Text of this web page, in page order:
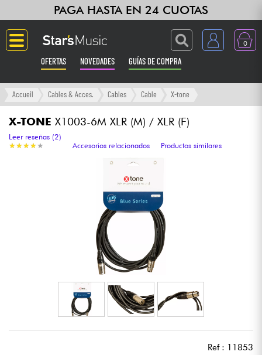
PAGA HASTA EN 24 CUOTAS
0
OFERTAS NOVEDADES GUÍAS DE COMPRA
Langue
Guitarras & Bajos
Ampli & Efectos
Sintetizadores & samplers
Accueil Cables & Acces. Cables Cable X-tone
X-TONE X1003-6M XLR (M) / XLR (F)
★★★★ ★
★★★★ ★
Leer reseñas (2)
Accesorios relacionados
Productos similares
Ref : 11853